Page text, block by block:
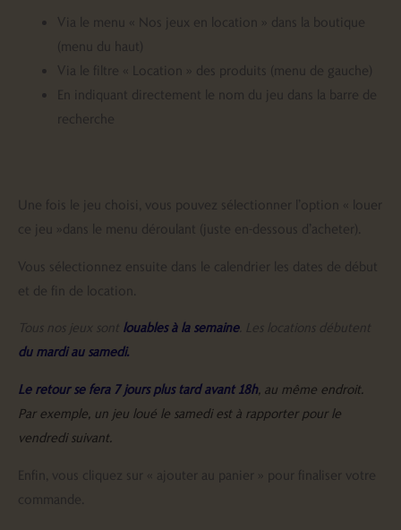
Via le menu « Nos jeux en location » dans la boutique
(menu du haut)
Via le filtre « Location » des produits (menu de gauche)
En indiquant directement le nom du jeu dans la barre de
recherche
Une fois le jeu choisi, vous pouvez sélectionner l’option « louer
ce jeu »dans le menu déroulant (juste en-dessous d’acheter).
Vous sélectionnez ensuite dans le calendrier les dates de début
et de fin de location.
Tous nos jeux sont louables à la semaine. Les locations débutent
du mardi au samedi.
Le retour se fera 7 jours plus tard avant 18h, au même endroit.
Par exemple, un jeu loué le samedi est à rapporter pour le
vendredi suivant.
Enfin, vous cliquez sur « ajouter au panier » pour finaliser votre
commande.